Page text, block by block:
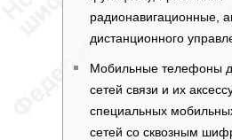
радионавигационные,
дистанционного
Мобильные телефоны
сетей связи и их
специальных
сетей со сквозным